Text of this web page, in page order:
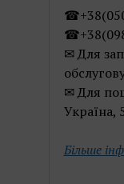
✉ Для
✉ Для
Україна,
Більше